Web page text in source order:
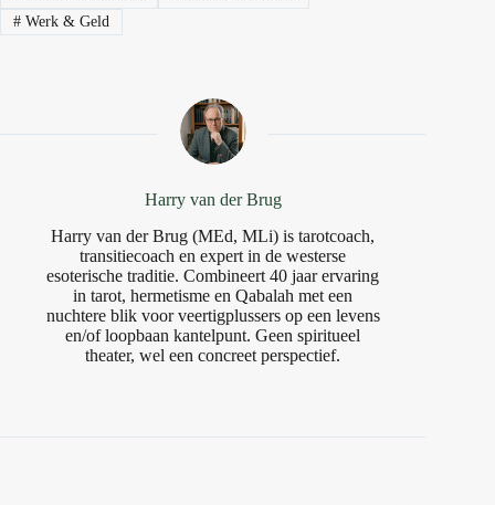
#Werk & Geld
Harry van der Brug
Harry van der Brug (MEd, MLi) is tarotcoach,
transitiecoach en expert in de westerse
esoterische traditie. Combineert 40 jaar ervaring
in tarot, hermetisme en Qabalah met een
nuchtere blik voor veertigplussers op een levens
en/of loopbaan kantelpunt. Geen spiritueel
theater, wel een concreet perspectief.